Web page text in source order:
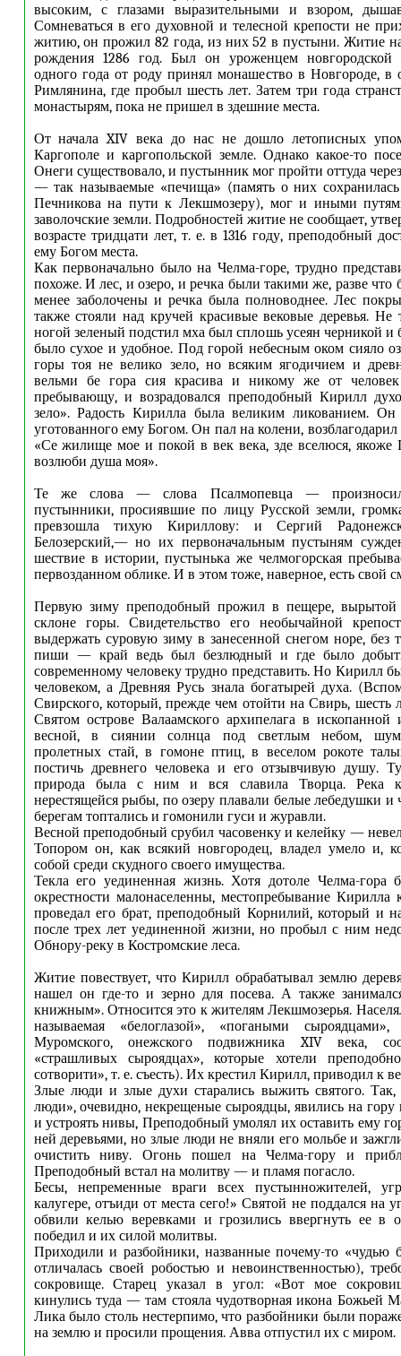
высоким, с глазами выразительными и взором,
Сомневаться в его духовной и телесной крепости не
житию, он прожил 82 года, из них 52 в пустыни. Житие
рождения 1286 год. Был он уроженцем новгородской
одного года от роду принял монашество в Новгороде, в
Римлянина, где пробыл шесть лет. Затем три года
монастырям, пока не пришел в здешние места.
От начала XIV века до нас не дошло летописных
Каргополе и каргопольской земле. Однако какое-то
Онеги существовало, и пустынник мог пройти оттуда
— так называемые «печища» (память о них
Печникова на пути к Лекшмозеру), мог и иными
заволочские земли. Подробностей житие не сообщает,
возрасте тридцати лет, т. е. в 1316 году, преподобный
ему Богом места.
Как первоначально было на Челма-горе, трудно
похоже. И лес, и озеро, и речка были такими же, разве что
менее заболочены и речка была полноводнее. Лес
также стояли над кручей красивые вековые деревья. Не
ногой зеленый подстил мха был сплошь усеян черникой и
было сухое и удобное. Под горой небесным оком сияло
горы тоя не велико зело, но всяким ягодичием и
вельми бе гора сия красива и никому же от
пребывающу, и возрадовался преподобный Кирилл
зело». Радость Кирилла была великим ликованием.
уготованного ему Богом. Он пал на колени, возблагодарил
«Се жилище мое и покой в век века, зде вселюся, якоже
возлюби душа моя».
Те же слова — слова Псалмопевца —
пустынники, просиявшие по лицу Русской земли,
превзошла тихую Кириллову: и Сергий
Белозерский,— но их первоначальным пустыням
шествие в истории, пустынька же челмогорская
первозданном облике. И в этом тоже, наверное, есть свой
Первую зиму преподобный прожил в пещере,
склоне горы. Свидетельство его необычайной
выдержать суровую зиму в занесенной снегом норе, без
пиши — край ведь был безлюдный и где было
современному человеку трудно представить. Но Кирилл
человеком, а Древняя Русь знала богатырей духа.
Свирского, который, прежде чем отойти на Свирь, шесть
Святом острове Валаамского архипелага в
весной, в сиянии солнца под светлым небом,
пролетных стай, в гомоне птиц, в веселом рокоте
постичь древнего человека и его отзывчивую душу.
природа была с ним и вся славила Творца. Река
нерестящейся рыбы, по озеру плавали белые лебедушки
берегам топтались и гомонили гуси и журавли.
Весной преподобный срубил часовенку и келейку —
Топором он, как всякий новгородец, владел умело и,
собой среди скудного своего имущества.
Текла его уединенная жизнь. Хотя дотоле Челма-гора
окрестности малонаселенны, местопребывание Кирилла
проведал его брат, преподобный Корнилий, который и
после трех лет уединенной жизни, но пробыл с ним
Обнору-реку в Костромские леса.
Житие повествует, что Кирилл обрабатывал землю
нашел он где-то и зерно для посева. А также
книжным». Относится это к жителям Лекшмозерья.
называемая «белоглазой», «погаными
Муромского, онежского подвижника XIV века,
«страшливых сыроядцах», которые хотели
сотворити», т. е. съесть). Их крестил Кирилл, приводил к
Злые люди и злые духи старались выжить святого.
люди», очевидно, некрещеные сыроядцы, явились на гору
и устроять нивы, Преподобный умолял их оставить ему
ней деревьями, но злые люди не вняли его мольбе и
очистить ниву. Огонь пошел на Челма-гору и
Преподобный встал на молитву — и пламя погасло.
Бесы, непременные враги всех пустынножителей,
калугере, отъиди от места сего!» Святой не поддался на
обвили келью веревками и грозились ввергнуть ее в
победил и их силой молитвы.
Приходили и разбойники, названные почему-то «чудью
отличалась своей робостью и невоинственностью),
сокровище. Старец указал в угол: «Вот мое
кинулись туда — там стояла чудотворная икона Божьей
Лика было столь нестерпимо, что разбойники были
на землю и просили прощения. Авва отпустил их с миром.